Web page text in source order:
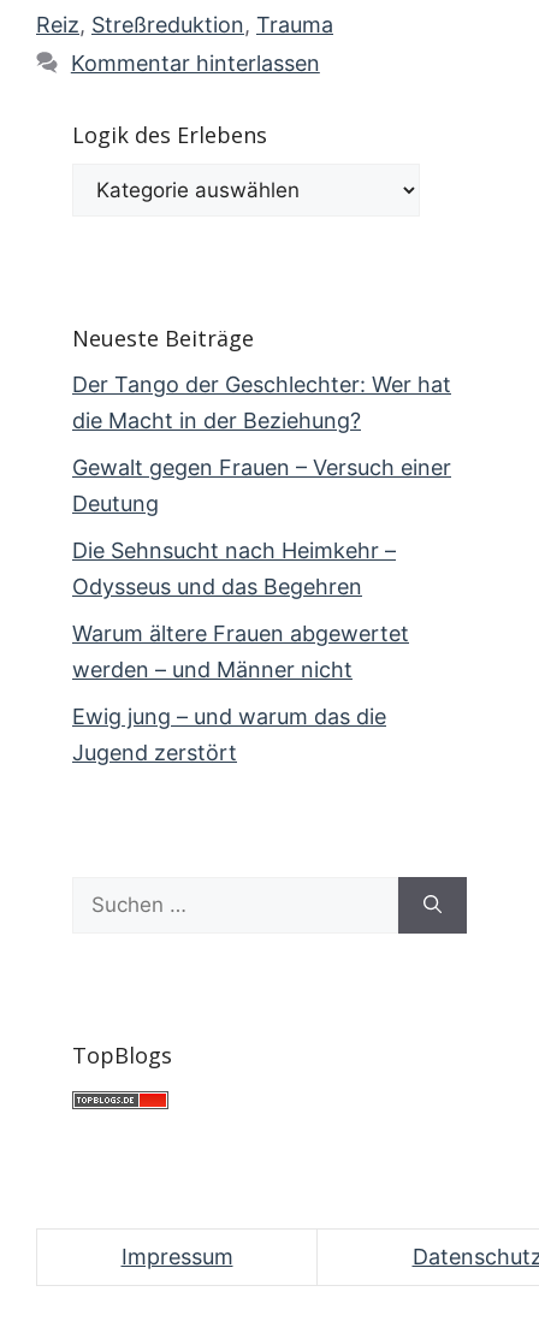
Reiz, Streßreduktion, Trauma
Kommentar hinterlassen
Logik des Erlebens
Logik
Neueste Beiträge
Der Tango der Geschlechter: Wer hat
die Macht in der Beziehung?
Gewalt gegen Frauen – Versuch einer
Deutung
Die Sehnsucht nach Heimkehr –
Odysseus und das Begehren
Warum ältere Frauen abgewertet
werden – und Männer nicht
Ewig jung – und warum das die
Jugend zerstört
Suchen
TopBlogs
Impressum